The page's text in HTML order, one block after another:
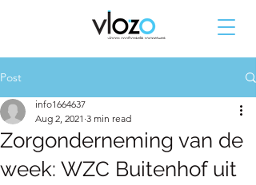
Post
Zorgonderneming van de
week: WZC Buitenhof uit
info1664637
Aug 2, 2021 3 min read